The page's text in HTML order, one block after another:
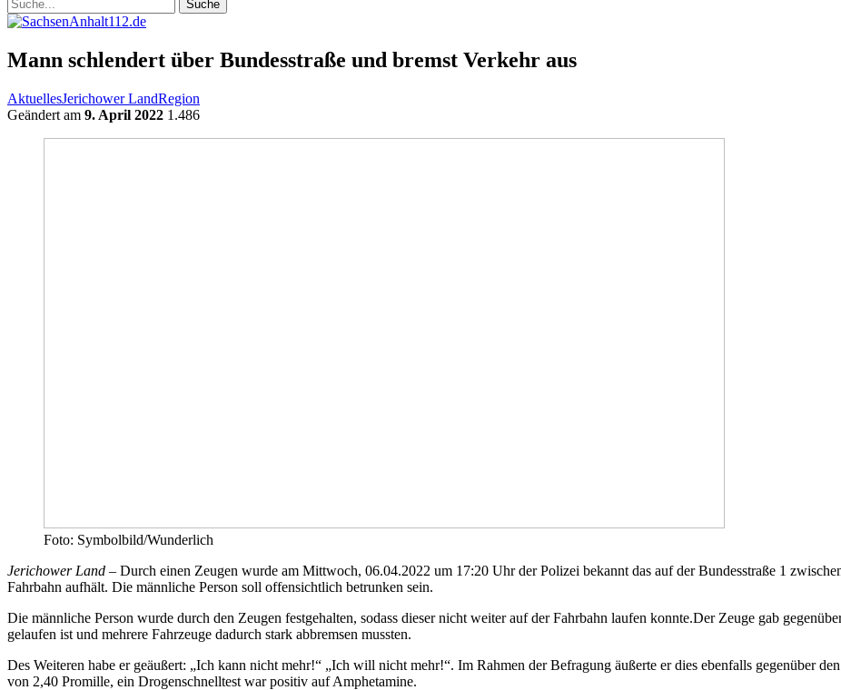
Mann schlendert über Bundesstraße und bremst Verkehr aus
AktuellesJerichower LandRegion
Geändert am 9. April 2022 1.486
Foto: Symbolbild/Wunderlich
Jerichower Land – Durch einen Zeugen wurde am Mittwoch, 06.04.2022 um 17:20 Uhr der Polizei bekannt das auf der Bundesstraße 1
Fahrbahn aufhält. Die männliche Person soll offensichtlich betrunken sein.
Die männliche Person wurde durch den Zeugen festgehalten, sodass dieser nicht weiter auf der Fahrbahn laufen konnte.Der Zeuge gab
gelaufen ist und mehrere Fahrzeuge dadurch stark abbremsen mussten.
Des Weiteren habe er geäußert: „Ich kann nicht mehr!“ „Ich will nicht mehr!“. Im Rahmen der Befragung äußerte er dies ebenfalls gegenüber
von 2,40 Promille, ein Drogenschnelltest war positiv auf Amphetamine.